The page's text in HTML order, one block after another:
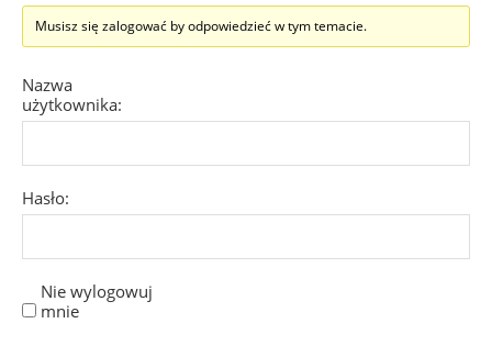
Musisz się zalogować by odpowiedzieć w tym temacie.
Nazwa
użytkownika:
Hasło:
Nie wylogowuj
mnie